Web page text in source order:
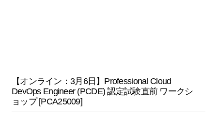
【オンライン：3月6日】Professional Cloud
DevOps Engineer (PCDE) 認定試験直前 ワークシ
ョップ [PCA25009]